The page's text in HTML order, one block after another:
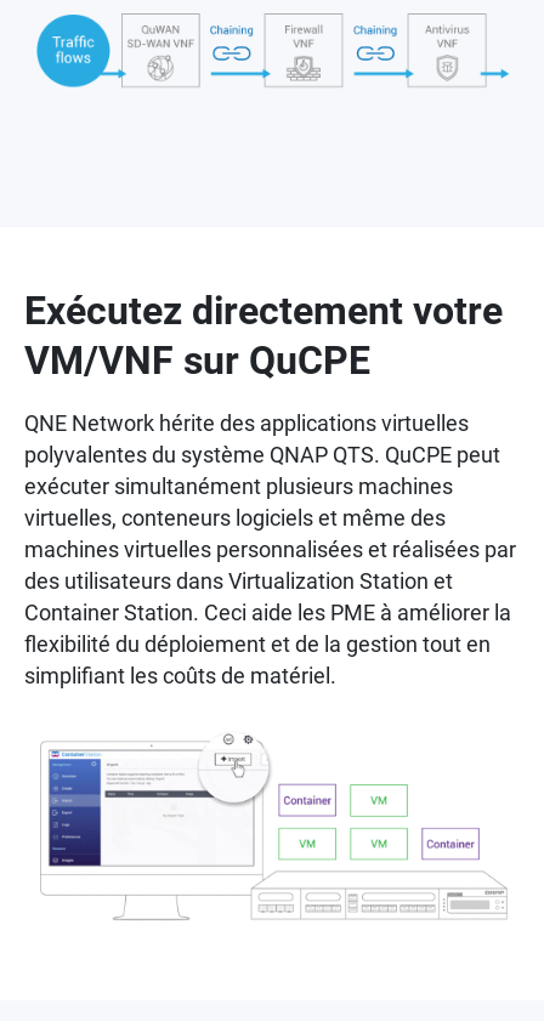
Exécutez directement votre
VM/VNF sur QuCPE
QNE Network hérite des applications virtuelles
polyvalentes du système QNAP QTS. QuCPE peut
exécuter simultanément plusieurs machines
virtuelles, conteneurs logiciels et même des
machines virtuelles personnalisées et réalisées par
des utilisateurs dans Virtualization Station et
Container Station. Ceci aide les PME à améliorer la
flexibilité du déploiement et de la gestion tout en
simplifiant les coûts de matériel.